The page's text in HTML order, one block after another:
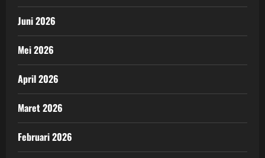
Juni 2026
Mei 2026
April 2026
Maret 2026
Februari 2026